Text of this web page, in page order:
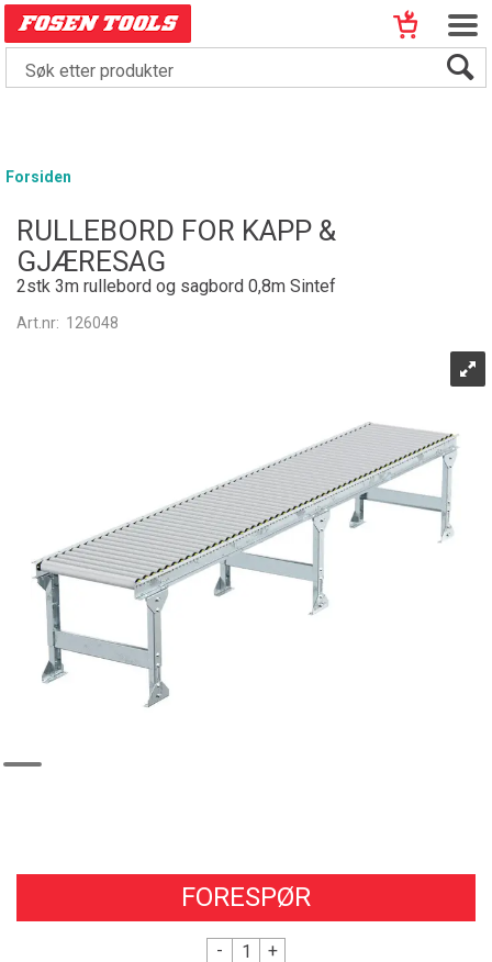
Forsiden
RULLEBORD FOR KAPP &
GJÆRESAG
2stk 3m rullebord og sagbord 0,8m Sintef
Art.nr: 126048
FORESPØR
- +